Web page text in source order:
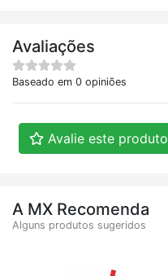
Avaliações
Baseado em 0 opiniões
Avalie este produto
A MX Recomenda
Alguns produtos sugeridos